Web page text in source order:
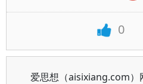
0
爱思想（aisixiang.com）